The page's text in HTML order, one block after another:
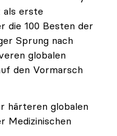
als erste
die 100 Besten der
Sprung nach
globalen
den Vormarsch
härteren globalen
Medizinischen